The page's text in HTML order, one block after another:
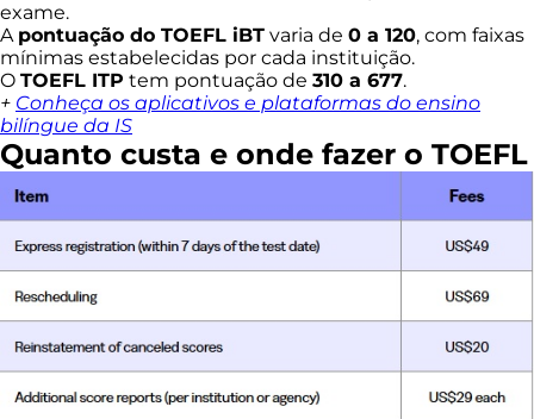
exame.
A pontuação do TOEFL iBT varia de 0 a 120, com faixas
mínimas estabelecidas por cada instituição.
O TOEFL ITP tem pontuação de 310 a 677.
+ Conheça os aplicativos e plataformas do ensino
bilíngue da IS
Quanto custa e onde fazer o TOEFL